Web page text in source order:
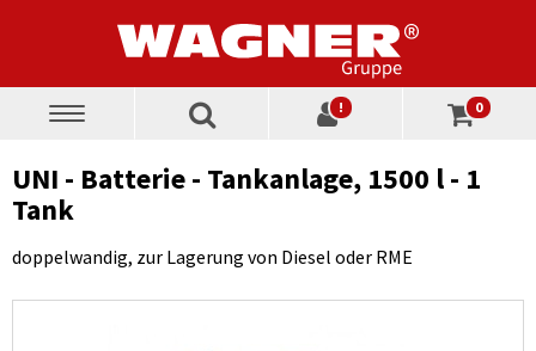
Toggle
! 0
UNI - Batterie - Tankanlage, 1500 l - 1
Tank
doppelwandig, zur Lagerung von Diesel oder RME